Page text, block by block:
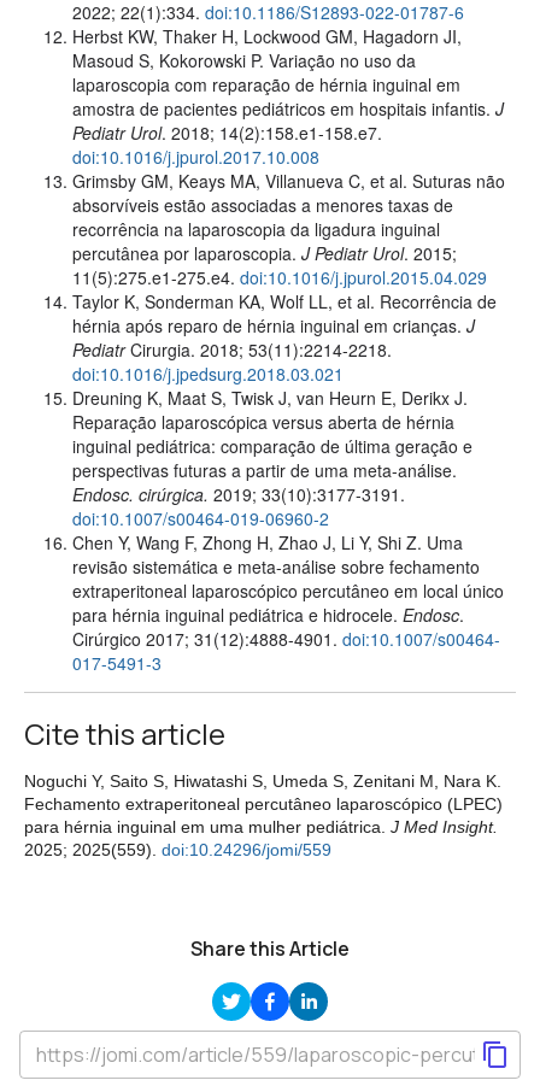
2022; 22(1):334. doi:10.1186/S12893-022-01787-6
Herbst KW, Thaker H, Lockwood GM, Hagadorn JI,
Masoud S, Kokorowski P. Variação no uso da
laparoscopia com reparação de hérnia inguinal em
amostra de pacientes pediátricos em hospitais infantis. J
Pediatr Urol. 2018; 14(2):158.e1-158.e7.
doi:10.1016/j.jpurol.2017.10.008
Grimsby GM, Keays MA, Villanueva C, et al. Suturas não
absorvíveis estão associadas a menores taxas de
recorrência na laparoscopia da ligadura inguinal
percutânea por laparoscopia. J Pediatr Urol. 2015;
11(5):275.e1-275.e4. doi:10.1016/j.jpurol.2015.04.029
Taylor K, Sonderman KA, Wolf LL, et al. Recorrência de
hérnia após reparo de hérnia inguinal em crianças. J
Pediatr Cirurgia. 2018; 53(11):2214-2218.
doi:10.1016/j.jpedsurg.2018.03.021
Dreuning K, Maat S, Twisk J, van Heurn E, Derikx J.
Reparação laparoscópica versus aberta de hérnia
inguinal pediátrica: comparação de última geração e
perspectivas futuras a partir de uma meta-análise.
Endosc. cirúrgica. 2019; 33(10):3177-3191.
doi:10.1007/s00464-019-06960-2
Chen Y, Wang F, Zhong H, Zhao J, Li Y, Shi Z. Uma
revisão sistemática e meta-análise sobre fechamento
extraperitoneal laparoscópico percutâneo em local único
para hérnia inguinal pediátrica e hidrocele. Endosc.
Cirúrgico 2017; 31(12):4888-4901. doi:10.1007/s00464-
017-5491-3
Cite this article
Noguchi Y, Saito S, Hiwatashi S, Umeda S, Zenitani M, Nara K.
Fechamento extraperitoneal percutâneo laparoscópico (LPEC)
para hérnia inguinal em uma mulher pediátrica. J Med Insight.
2025; 2025(559). doi:10.24296/jomi/559
Share this Article